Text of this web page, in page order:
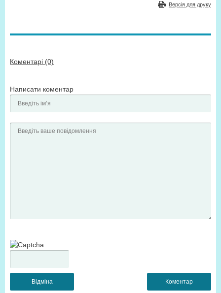
Версія для друку
Коментарі (0)
Написати коментар